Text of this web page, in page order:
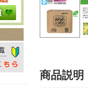
商品説明